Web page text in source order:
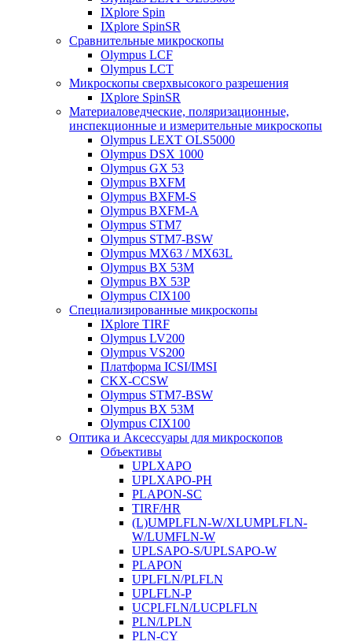
IXplore Spin
IXplore SpinSR
Сравнительные микроскопы
Olympus LCF
Olympus LCT
Микроскопы сверхвысокого разрешения
IXplore SpinSR
Материаловедческие, поляризационные,
инспекционные и измерительные микроскопы
Olympus LEXT OLS5000
Olympus DSX 1000
Olympus GX 53
Olympus BXFM
Olympus BXFM-S
Olympus BXFM-A
Olympus STM7
Olympus STM7-BSW
Olympus MX63 / MX63L
Olympus BX 53M
Olympus BX 53P
Olympus CIX100
Специализированные микроскопы
IXplore TIRF
Olympus LV200
Olympus VS200
Платформа ICSI/IMSI
CKX-CCSW
Olympus STM7-BSW
Olympus BX 53M
Olympus CIX100
Оптика и Аксессуары для микроскопов
Объективы
UPLXAPO
UPLXAPO-PH
PLAPON-SC
TIRF/HR
(L)UMPLFLN-W/XLUMPLFLN-
W/LUMFLN-W
UPLSAPO-S/UPLSAPO-W
PLAPON
UPLFLN/PLFLN
UPLFLN-P
UCPLFLN/LUCPLFLN
PLN/LPLN
PLN-CY